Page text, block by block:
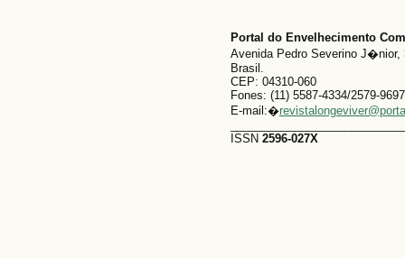
Portal do Envelhecimento
Avenida Pedro Severino
Brasil.
CEP: 04310-060
Fones: (11) 5587-4334/2579-9697
E-mail:�
ISSN 2596-027X